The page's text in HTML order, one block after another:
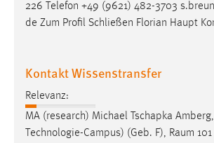
226 Telefon +49 (9621) 482-3703
de Zum Profil Schließen Florian Haupt
Kontakt Wissenstransfer
Relevanz:
MA (research) Michael Tschapka
Technologie-Campus) (Geb. F), Raum